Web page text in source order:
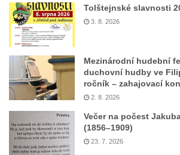
Kříž na louce v horních Mikulášovicích
Posteltův kříž naproti domu ev.č. 29 v
Mikulášovicích
Kříž Neubaukreuz u domu čp. 698 v
Mikulášovicích
Kříž manželů Endlerových u továrního
Kříž u silnice východně od Mikulášovic
Meyerův kříž východně od Mikulášovic
Tolštejnské slavnosti
3. 8. 2026
Mezinárodní hudební
duchovní hudby ve
ročník – zahajovací
2. 8. 2026
Večer na počest
(1856–1909)
23. 7. 2026